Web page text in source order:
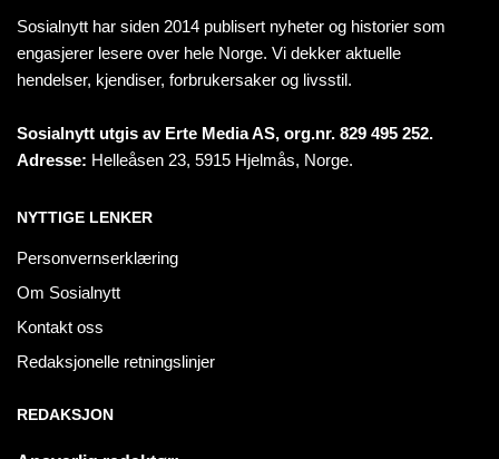
Sosialnytt har siden 2014 publisert nyheter og historier som
engasjerer lesere over hele Norge. Vi dekker aktuelle
hendelser, kjendiser, forbrukersaker og livsstil.
Sosialnytt utgis av Erte Media AS, org.nr. 829 495 252.
Adresse: Helleåsen 23, 5915 Hjelmås, Norge.
NYTTIGE LENKER
Personvernserklæring
Om Sosialnytt
Kontakt oss
Redaksjonelle retningslinjer
REDAKSJON